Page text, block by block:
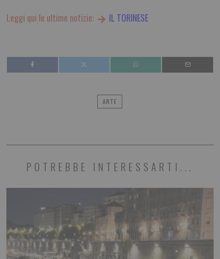
Leggi qui le ultime notizie: IL TORINESE
ARTE
POTREBBE INTERESSARTI...